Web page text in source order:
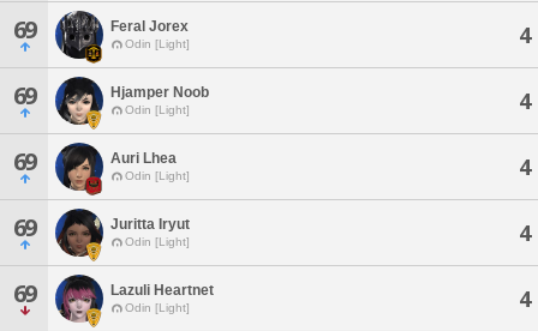
69 Feral Jorex
Odin [Light] 4
69 Hjamper Noob
Odin [Light] 4
69 Auri Lhea
Odin [Light] 4
69 Juritta Iryut
Odin [Light] 4
69 Lazuli Heartnet
Odin [Light] 4